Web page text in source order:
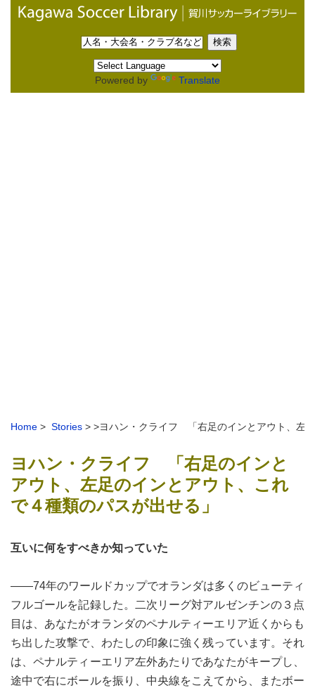
Powered by Translate
Home > Stories > >ヨハン・クライフ 「右足のインとアウト、左
ヨハン・クライフ 「右足のインと
アウト、左足のインとアウト、これ
で４種類のパスが出せる」
互いに何をすべきか知っていた
――74年のワールドカップでオランダは多くのビューティ
フルゴールを記録した。二次リーグ対アルゼンチンの３点
目は、あなたがオランダのペナルティーエリア近くからも
ち出した攻撃で、わたしの印象に強く残っています。それ
は、ペナルティーエリア左外あたりであなたがキープし、
途中で右にボールを振り、中央線をこえてから、またボー